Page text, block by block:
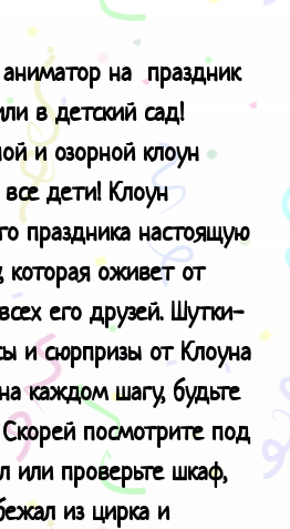
на праздник
в детский сад!
и озорной клоун
дети! Клоун
праздника настоящую
которая оживет от
его друзей. Шутки-
и сюрпризы от Клоуна
каждом шагу, будьте
посмотрите под
или проверьте шкаф,
из цирка и